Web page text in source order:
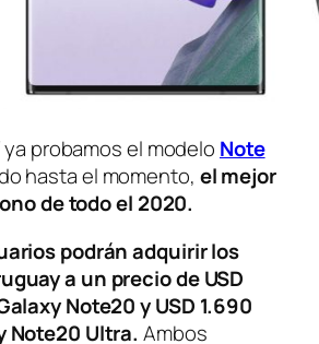
ya probamos el modelo Note
hasta el momento, el mejor
de todo el 2020.
podrán adquirir los
a un precio de USD
Note20 y USD 1.690
Note20 Ultra. Ambos